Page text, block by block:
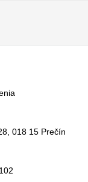
018 15 Prečín